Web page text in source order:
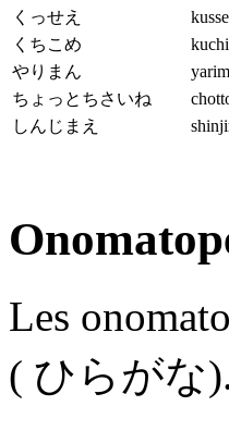
くっせえ
くちこめ
やりまん
ちょっとちさいね
しんじまえ
Les
( ひらがな)